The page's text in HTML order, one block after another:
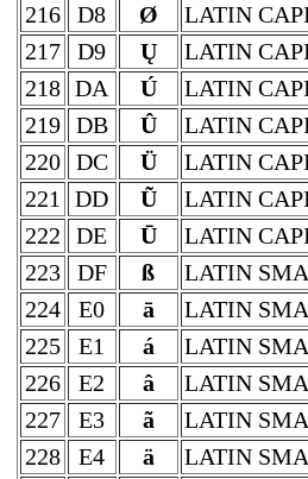
216
D8 Ø
LATIN
217
D9 Ų
LATIN
218 DA Ú
LATIN
219
DB Û
LATIN
220
DC Ü
LATIN
221
DD Ũ
LATIN
222
DE Ū
LATIN
223
DF ß
LATIN
224
E0 ā
LATIN
225
E1 á
LATIN
226
E2 â
LATIN
227
E3 ã
LATIN
228
E4 ä
LATIN